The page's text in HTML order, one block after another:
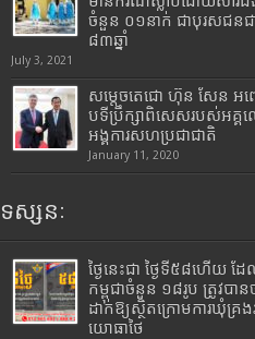
ចំនួន ០១នាក់ ជាបុរសជនជា
៨៣ឆ្នាំ
July 3, 2021
សម្តេចតេជោ ហ៊ុន សែន អញ្
បទីប្រឹក្សាពិសេសរបស់អគ្គល
អង្គការសហប្រជាជាតិ
January 11, 2020
ទស្សនៈ
ថ្ងៃនេះជា ថ្ងៃទី៥៨ហើយ ដ
កម្ពុជាចំនួន ១៨រូប ត្រូវបាន
ដាក់ឱ្យស្ថិតក្រោមការឃុំគ្រ
យោធាថៃ